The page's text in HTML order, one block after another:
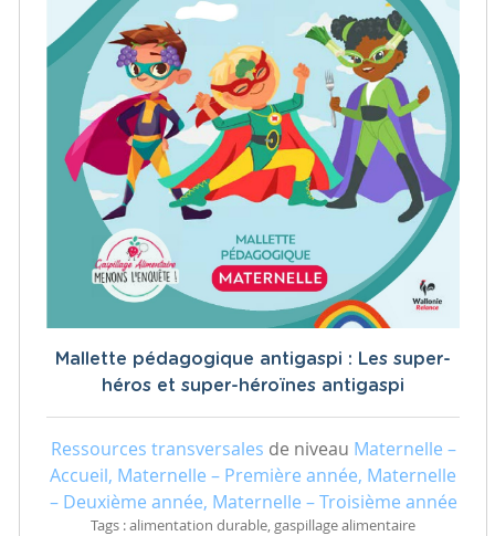
Mallette pédagogique antigaspi : Les super-
héros et super-héroïnes antigaspi
Ressources transversales de niveau Maternelle –
Accueil, Maternelle – Première année, Maternelle
– Deuxième année, Maternelle – Troisième année
Tags : alimentation durable, gaspillage alimentaire